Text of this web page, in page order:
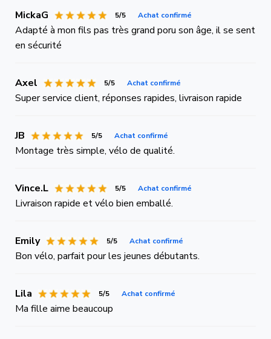
MickaG 5/5 Achat confirmé
Adapté à mon fils pas très grand poru son âge, il se sent
en sécurité
Axel 5/5 Achat confirmé
Super service client, réponses rapides, livraison rapide
JB 5/5 Achat confirmé
Montage très simple, vélo de qualité.
Vince.L 5/5 Achat confirmé
Livraison rapide et vélo bien emballé.
Emily 5/5 Achat confirmé
Bon vélo, parfait pour les jeunes débutants.
Lila 5/5 Achat confirmé
Ma fille aime beaucoup